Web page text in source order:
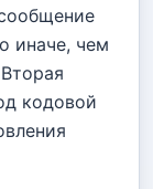
иначе, чем
кодовой